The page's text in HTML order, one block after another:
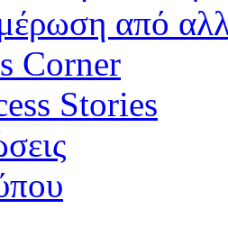
από
Corner
Stories